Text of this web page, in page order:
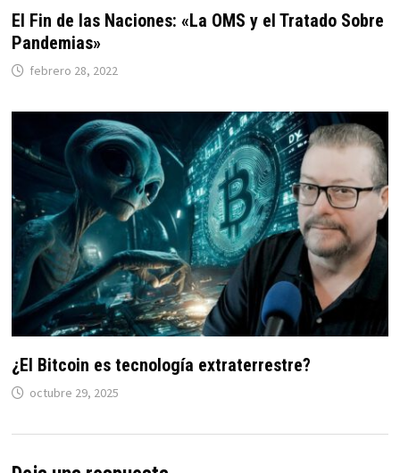
El Fin de las Naciones: «La OMS y el Tratado Sobre
Pandemias»
febrero 28, 2022
¿El Bitcoin es tecnología extraterrestre?
octubre 29, 2025